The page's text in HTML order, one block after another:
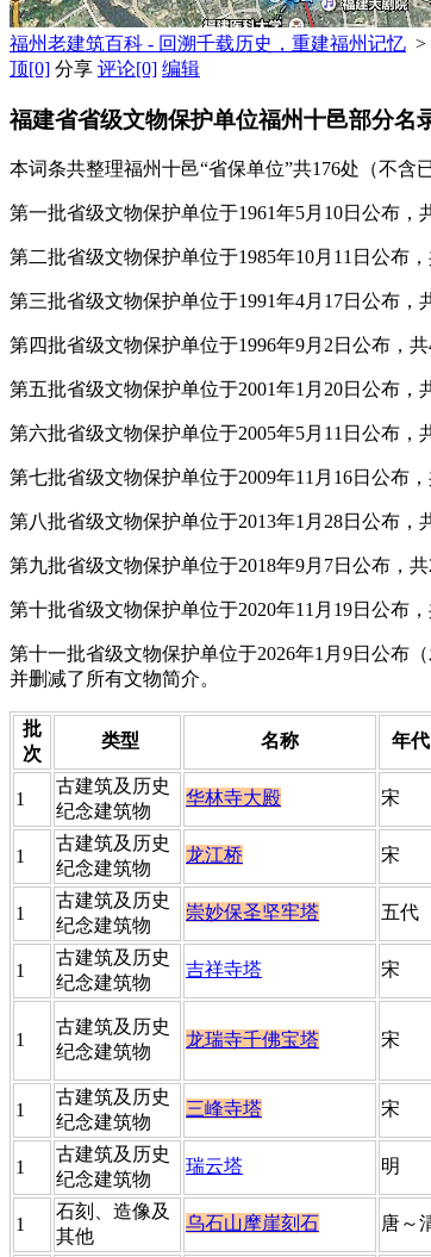
福州老建筑百科 - 回溯千载历史，重建福州记忆 >
顶[0] 分享 评论[0] 编辑
福建省省级文物保护单位福州十邑部分名
本词条共整理福州十邑“省保单位”共176处（不含
第一批省级文物保护单位于1961年5月10日公布，
第二批省级文物保护单位于1985年10月11日公布，
第三批省级文物保护单位于1991年4月17日公布，
第四批省级文物保护单位于1996年9月2日公布，共
第五批省级文物保护单位于2001年1月20日公布，
第六批省级文物保护单位于2005年5月11日公布，
第七批省级文物保护单位于2009年11月16日公布，
第八批省级文物保护单位于2013年1月28日公布，
第九批省级文物保护单位于2018年9月7日公布，
第十批省级文物保护单位于2020年11月19日公布
第十一批省级文物保护单位于2026年1月9日公布
并删减了所有文物简介。
批
次​
类型 ​名称 年
​1
​古建筑及历史
纪念建筑物
华林寺大殿 ​宋
​1
​古建筑及历史
纪念建筑物
龙江桥 ​宋
​1
​古建筑及历史
纪念建筑物
崇妙保圣坚牢塔 ​五代
​1
​古建筑及历史
纪念建筑物
吉祥寺塔 ​宋
​1
​古建筑及历史
纪念建筑物
龙瑞寺千佛宝塔 ​宋
​1
​古建筑及历史
纪念建筑物
三峰寺塔 ​宋
​1
​古建筑及历史
纪念建筑物
瑞云塔 ​明
​1
​石刻、造像及
其他
乌石山摩崖刻石 唐～